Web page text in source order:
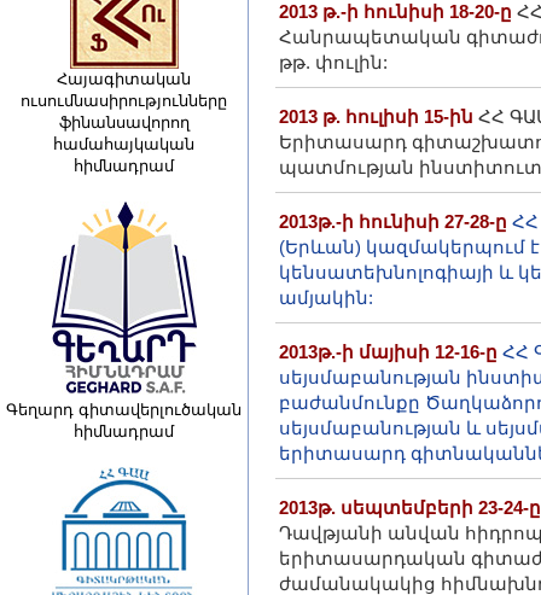
Հայագիտական
ուսումնասիրությունները
ֆինանսավորող
համահայկական
հիմնադրամ
Գեղարդ գիտավերլուծական
հիմնադրամ
2013 թ.-ի հունիսի 18-20-ը
Հանրապետական
թթ. փուլին:
2013 թ. հուլիսի 15-ին ՀՀ
Երիտասարդ
պատմության
2013թ.-ի հունիսի 27-28-ը
(Երևան) կազմակերպում
կենսատեխնոլոգիայի և
ամյակին:
2013թ.-ի մայիսի 12-16-ը ՀՀ
սեյսմաբանության
բաժանմունքը
սեյսմաբանության և
երիտասարդ
2013թ. սեպտեմբերի 23-24-
Դավթյանի անվան
երիտասարդական
ժամանակակից